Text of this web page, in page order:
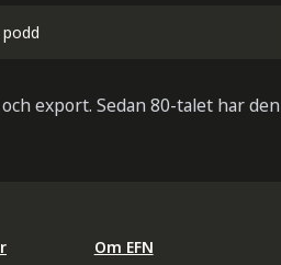
export. Sedan 80-talet har den
Om EFN